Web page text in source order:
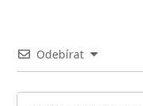
Odebírat